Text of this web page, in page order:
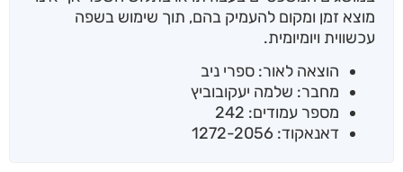
מוצא זמן ומקום להעמיק בהם, תוך שימוש בשפה
עכשווית ויומיומית.
הוצאה לאור: ספרי ניב
מחבר: שלמה יעקובוביץ
מספר עמודים: 242
דאנאקוד: 1272-2056